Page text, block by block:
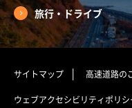
旅行・ドライブ
サイトマップ 高速道路の
ウェブアクセシビリティポリシ